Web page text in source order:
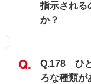
指示され
か？
Q.178 ひ
ろな種類が